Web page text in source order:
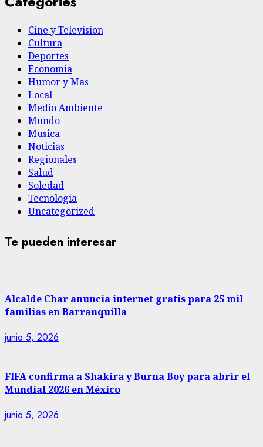
Cine y Television
Cultura
Deportes
Economia
Humor y Mas
Local
Medio Ambiente
Mundo
Musica
Noticias
Regionales
Salud
Soledad
Tecnologia
Uncategorized
Te pueden interesar
Alcalde Char anuncia internet gratis para 25 mil
familias en Barranquilla
junio 5, 2026
FIFA confirma a Shakira y Burna Boy para abrir el
Mundial 2026 en México
junio 5, 2026